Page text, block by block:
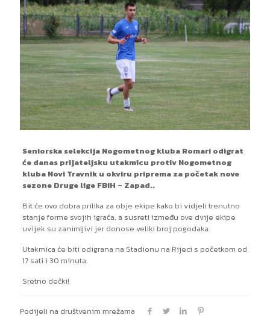
Seniorska selekcija Nogometnog kluba Romari odigrat
će danas prijateljsku utakmicu protiv Nogometnog
kluba Novi Travnik u okviru priprema za početak nove
sezone Druge lige FBiH – Zapad..
Bit će ovo dobra prilika za obje ekipe kako bi vidjeli trenutno
stanje forme svojih igrača, a susreti između ove dvije ekipe
uvijek su zanimljivi jer donose veliki broj pogodaka.
Utakmica će biti odigrana na Stadionu na Rijeci s početkom od
17 sati i 30 minuta.
Sretno dečki!
Podijeli na društvenim mrežama